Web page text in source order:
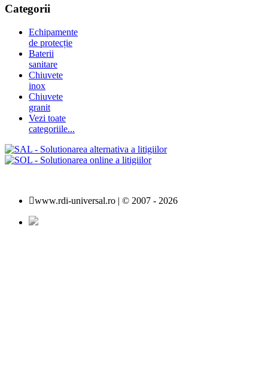
Categorii
Echipamente
de protecție
Baterii
sanitare
Chiuvete
inox
Chiuvete
granit
Vezi toate
categoriile...
www.rdi-universal.ro | © 2007 - 2026